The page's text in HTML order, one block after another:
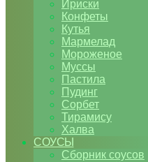
Ириски
Конфеты
Кутья
Мармелад
Мороженое
Муссы
Пастила
Пудинг
Сорбет
Тирамису
Халва
СОУСЫ
Сборник соусов